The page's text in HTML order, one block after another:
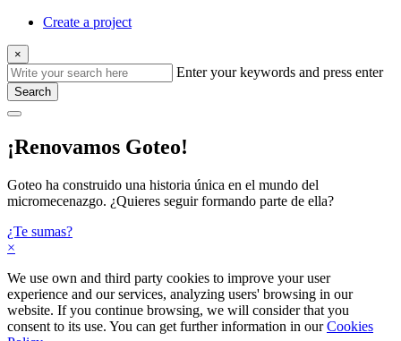
Create a project
×
Enter your keywords and press enter
Search
¡Renovamos Goteo!
Goteo ha construido una historia única en el mundo del
micromecenazgo. ¿Quieres seguir formando parte de ella?
¿Te sumas?
×
We use own and third party cookies to improve your user
experience and our services, analyzing users' browsing in our
website. If you continue browsing, we will consider that you
consent to its use. You can get further information in ourCookies